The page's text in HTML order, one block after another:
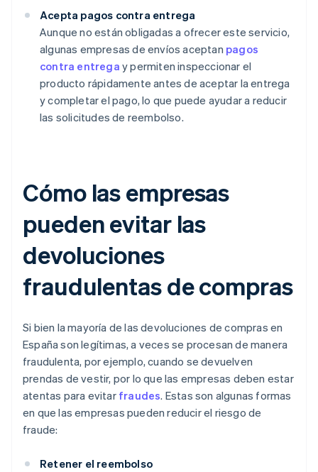
Acepta pagos contra entrega
Aunque no están obligadas a ofrecer este servicio,
algunas empresas de envíos aceptan pagos
contra entrega y permiten inspeccionar el
producto rápidamente antes de aceptar la entrega
y completar el pago, lo que puede ayudar a reducir
las solicitudes de reembolso.
Cómo las empresas
pueden evitar las
devoluciones
fraudulentas de compras
Si bien la mayoría de las devoluciones de compras en
España son legítimas, a veces se procesan de manera
fraudulenta, por ejemplo, cuando se devuelven
prendas de vestir, por lo que las empresas deben estar
atentas para evitar fraudes. Estas son algunas formas
en que las empresas pueden reducir el riesgo de
fraude:
Retener el reembolso